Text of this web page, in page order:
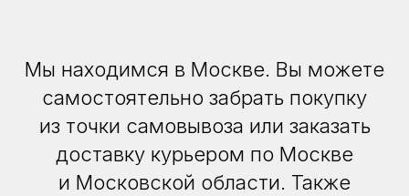
Мы находимся в Москве. Вы можете
самостоятельно забрать покупку
из точки самовывоза или заказать
доставку курьером по Москве
и Московской области. Также